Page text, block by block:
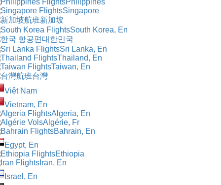
Singapore
新加坡
South Korea, En
대한민국
Sri Lanka, En
Thailand, En
Taiwan, En
台灣
Việt Nam
Vietnam, En
Algeria, En
Algérie, Fr
Bahrain, En
Egypt, En
Ethiopia
Iran, En
Israel, En